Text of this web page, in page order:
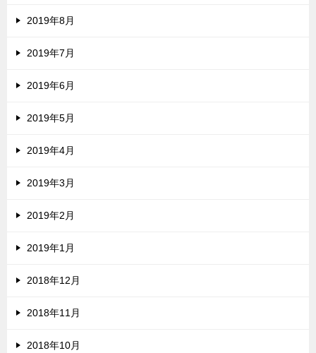
2019年8月
2019年7月
2019年6月
2019年5月
2019年4月
2019年3月
2019年2月
2019年1月
2018年12月
2018年11月
2018年10月